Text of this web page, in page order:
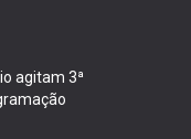
agitam 3ª